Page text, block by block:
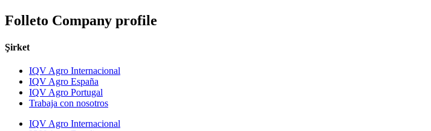
Folleto Company profile
Şirket
IQV Agro Internacional
IQV Agro España
IQV Agro Portugal
Trabaja con nosotros
IQV Agro Internacional